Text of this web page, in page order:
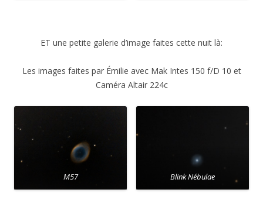
ET une petite galerie d’image faites cette nuit là:
Les images faites par Émilie avec Mak Intes 150 f/D 10 et
Caméra Altair 224c
M57 Blink Nébulae